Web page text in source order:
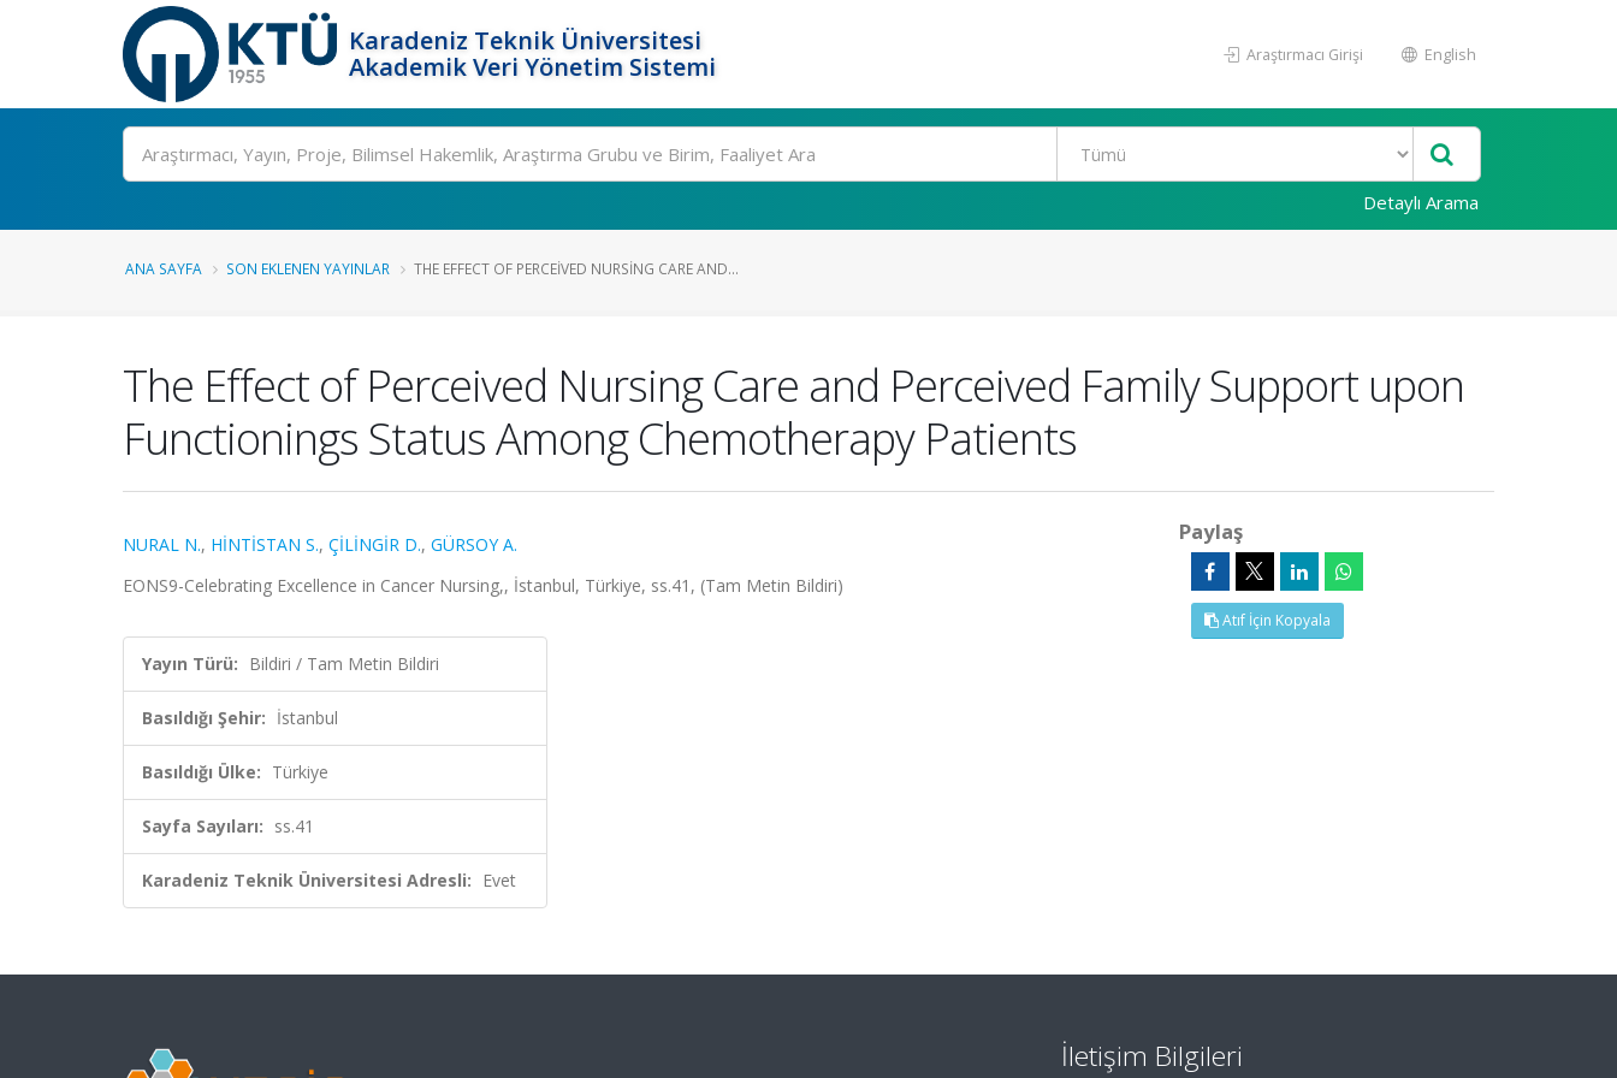
Karadeniz Teknik Üniversitesi
Akademik Veri Yönetim Sistemi
Araştırmacı Girişi English
Ara
Detaylı Arama
ANA SAYFA SON EKLENEN YAYINLAR THE EFFECT OF PERCEIVED NURSING CARE AND...
The Effect of Perceived Nursing Care and Perceived Family Support upon
Functionings Status Among Chemotherapy Patients
NURAL N., HİNTİSTAN S., ÇİLİNGİR D., GÜRSOY A.
EONS9-Celebrating Excellence in Cancer Nursing,, İstanbul, Türkiye, ss.41, (Tam Metin Bildiri)
Yayın Türü: Bildiri / Tam Metin Bildiri
Basıldığı Şehir: İstanbul
Basıldığı Ülke: Türkiye
Sayfa Sayıları: ss.41
Karadeniz Teknik Üniversitesi Adresli: Evet
Paylaş
Atıf İçin Kopyala
İletişim Bilgileri